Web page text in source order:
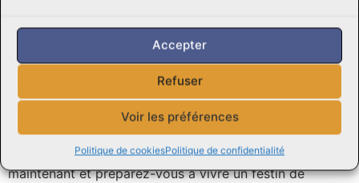
Accepter
Refuser
Voir les préférences
Politique de cookiesPolitique de confidentialité
l’accompagnement parfait pour égayer vos assiettes et
régaler vos papilles. Laissez-vous tenter par la fraîcheur
et le goût exquis de nos crevettes et ajoutez une
touche d’exotisme à votre table.
Offrez-vous une expérience culinaire inoubliable avec
nos crevettes 8/12 et savourez le délice de la mer dans
chaque bouchée. N’hésitez plus, commandez dès
maintenant et préparez-vous à vivre un festin de